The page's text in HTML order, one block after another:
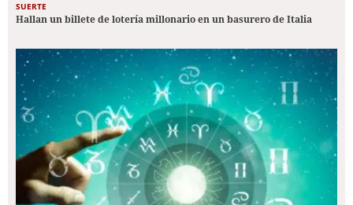
SUERTE
Hallan un billete de lotería millonario en un basurero de Italia